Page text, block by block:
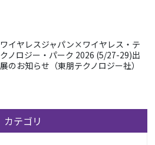
ワイヤレスジャパン×ワイヤレス・テ
クノロジー・パーク 2026 (5/27-29)出
展のお知らせ（東朋テクノロジー社）
カテゴリ